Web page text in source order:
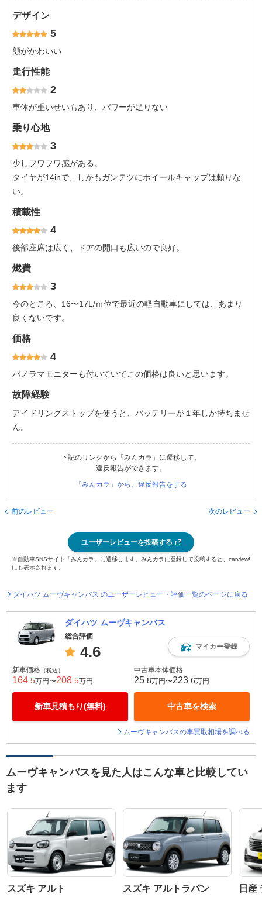
デザイン
5
顔がかわいい
走行性能
2
車体が重いせいもあり、パワーが足りない
乗り心地
3
少しフワフワ感がある。
タイヤが14inで、しかもガンテツにホイールキャップは頼りな
い。
積載性
4
後部座席は広く、ドアの開口も広いので良好。
燃費
3
今のところ、16〜17L/ｍ位で最近の軽自動車にしては、あまり
良くないです。
価格
4
パノラマモニターも付いていてこの価格は良いと思います。
故障経験
アイドリングストップを使うと、バッテリーが１年しか持ちませ
ん。
下記のリンクから「みんカラ」に遷移して、
違反報告ができます。
「みんカラ」から、違反報告をする
前のレビュー 次のレビュー
ユーザーレビューを投稿する
※自動車SNSサイト「みんカラ」に遷移します。みんカラに登録して投稿すると、carview!
にも表示されます。
ダイハツ ムーヴキャンバス のユーザーレビュー・評価一覧のページに戻る
ダイハツ ムーヴキャンバス
総合評価
4.6 マイカー登録
新車価格 （税込）
164 .5万円〜208 .5万円
新車見積もり(無料)
中古車本体価格
25 .8万円〜223 .6万円
中古車を検索
ムーヴキャンバスの車買取相場を調べる
ムーヴキャンバスを見た人はこんな車と比較してい
ます
スズキ アルト スズキ アルトラパン 日産